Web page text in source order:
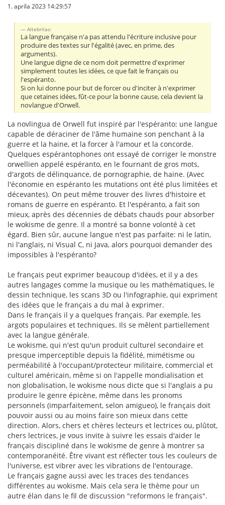
1. apríla 2023 14:29:57
Altebrilas:
La langue française n'a pas attendu l'écriture inclusive pour
produire des textes sur l'égalité (avec, en prime, des
arguments).
Une langue digne de ce nom doit permettre d'exprimer
simplement toutes les idées, ce que fait le français ou
l'espéranto.
Si on lui donne pour but de forcer ou d'inciter à n'exprimer
que cetaines idées, fût-ce pour la bonne cause, cela devient la
novlangue d'Orwell.
La novlingua de Orwell fut inspiré par l'espéranto: une langue
capable de déraciner de l'âme humaine son penchant à la
guerre et la haine, et la forcer à l'amour et la concorde.
Quelques espérantophones ont essayé de corriger le monstre
orwellien appelé espéranto, en le fournant de gros mots,
d'argots de délinquance, de pornographie, de haine. (Avec
l'économie en espéranto les mutations ont été plus limitées et
décevantes). On peut même trouver des livres d'histoire et
romans de guerre en espéranto. Et l'espéranto, a fait son
mieux, après des décennies de débats chauds pour absorber
le wokisme de genre. Il a montré sa bonne volonté à cet
égard. Bien sûr, aucune langue n'est pas parfaite: ni le latin,
ni l'anglais, ni Visual C, ni Java, alors pourquoi demander des
impossibles à l'espéranto?
Le français peut exprimer beaucoup d'idées, et il y a des
autres langages comme la musique ou les mathématiques, le
dessin technique, les scans 3D ou l'infographie, qui expriment
des idées que le français a du mal à exprimer.
Dans le français il y a quelques français. Par exemple, les
argots populaires et techniques. Ils se mêlent partiellement
avec la langue générale.
Le wokisme, qui n'est qu'un produit culturel secondaire et
presque imperceptible depuis la fidélité, mimétisme ou
perméabilité à l'occupant/protecteur militaire, commercial et
culturel américain, même si on l'appelle mondialisation et
non globalisation, le wokisme nous dicte que si l'anglais a pu
produire le genre épicène, même dans les pronoms
personnels (imparfaitement, selon amigueo), le français doit
pouvoir aussi ou au moins faire son mieux dans cette
direction. Alors, chers et chères lecteurs et lectrices ou, plûtot,
chers lectrices, je vous invite à suivre les essais d'aider le
français discipliné dans le wokisme de genre à montrer sa
contemporanéité. Être vivant est réflecter tous les couleurs de
l'universe, est vibrer avec les vibrations de l'entourage.
Le français gagne aussi avec les traces des tendances
différentes au wokisme. Mais cela sera le thème pour un
autre élan dans le fil de discussion "reformons le français".